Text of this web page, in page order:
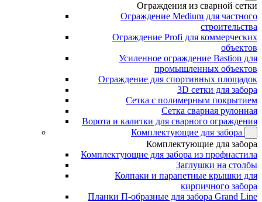
Ограждения из сварной сетки
Ограждение Medium для частного
строительства
Ограждение Profi для коммерческих
объектов
Усиленное ограждение Bastion для
промышленных объектов
Ограждение для спортивных площадок
3D сетки для забора
Сетка с полимерным покрытием
Сетка сварная рулонная
Ворота и калитки для сварного ограждения
Комплектующие для забора
Комплектующие для забора
Комплектующие для забора из профнастила
Заглушки на столбы
Колпаки и парапетные крышки для
кирпичного забора
Планки П-образные для забора Grand Line